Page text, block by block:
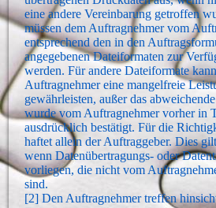
eine andere Vereinbarung getroffen
müssen dem Auftragnehmer vom
entsprechend den in den
angegebenen Dateiformaten zur
werden. Für andere Dateiformate
Auftragnehmer eine mangelfreie
gewährleisten, außer das
wurde vom Auftragnehmer vorher in
ausdrücklich bestätigt. Für die
haftet allein der Auftraggeber. Dies
wenn Datenübertragungs- oder
vorliegen, die nicht vom
sind.
[2] Den Auftragnehmer treffen